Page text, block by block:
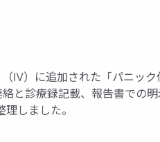
Ⅳ）に追加された「パニック
と診療録記載、報告書での
しました。